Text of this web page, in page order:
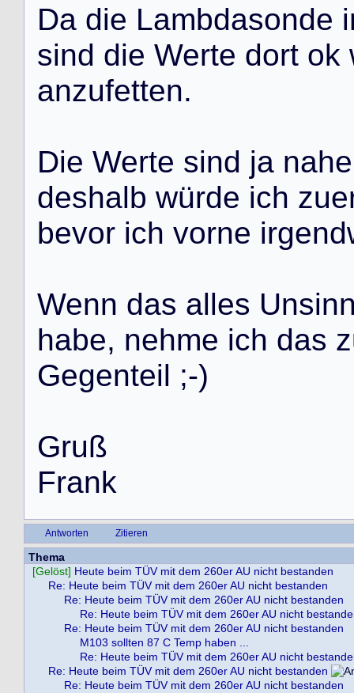
Da die Lambdasonde i
sind die Werte dort ok
anzufetten.
Die Werte sind ja nahe
deshalb würde ich zue
bevor ich vorne irgend
Wenn das alles Unsin
habe, nehme ich das z
Gegenteil ;-)
Gruß
Frank
Antworten Zitieren
Thema
[Gelöst] Heute beim TÜV mit dem 260er AU nicht bestanden
Re: Heute beim TÜV mit dem 260er AU nicht bestanden
Re: Heute beim TÜV mit dem 260er AU nicht bestanden
Re: Heute beim TÜV mit dem 260er AU nicht
Re: Heute beim TÜV mit dem 260er AU nicht bestanden
M103 sollten 87 C Temp haben ...
Re: Heute beim TÜV mit dem 260er AU nicht
Re: Heute beim TÜV mit dem 260er AU nicht bestanden
Re: Heute beim TÜV mit dem 260er AU nicht bestanden